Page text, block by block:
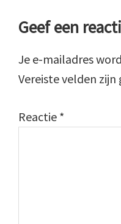
Lees
Interacties
Geef een
Je e-mailadres
Vereiste velden
Reactie *